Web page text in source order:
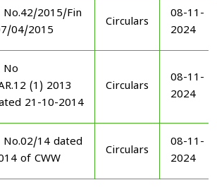
No.42/2015/Fin
04/2015
Circulars
08-11-
2024
No
(1) 2013
21-10-2014
Circulars
08-11-
2024
No.02/14 dated
of CWW
Circulars
08-11-
2024